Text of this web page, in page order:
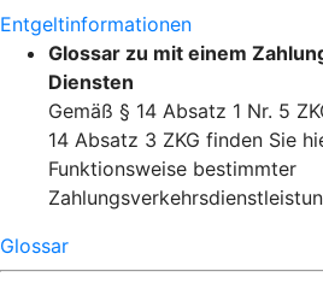
Entgeltinformationen
Glossar zu mit einem
Diensten
Gemäß § 14 Absatz 1 Nr. 5
14 Absatz 3 ZKG finden Sie
Funktionsweise bestimmter
Glossar